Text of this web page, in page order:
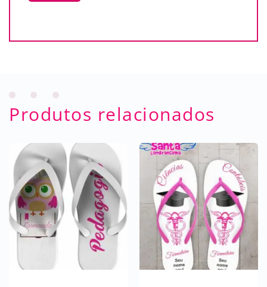
Produtos relacionados